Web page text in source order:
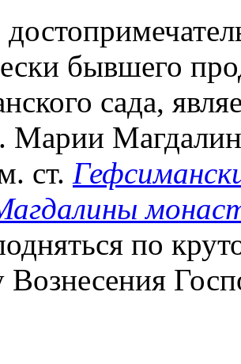
бывшего
сада,
Марии
ст.
по
Вознесения